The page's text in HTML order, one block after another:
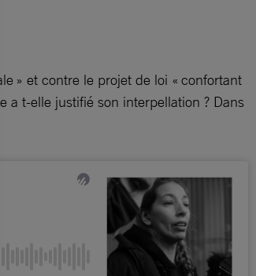
» et contre le projet de loi « confortant
a t-elle justifié son interpellation ? Dans